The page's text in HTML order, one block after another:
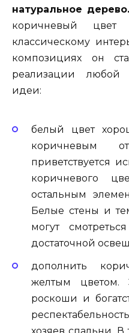
натуральное дерево.
коричневый
классическому
композициях он
реализации любой
идеи:
белый цвет
коричневым
приветствуется
коричневого
остальным
Белые стены и
могут
достаточной
дополнить
желтым цветом.
роскоши и